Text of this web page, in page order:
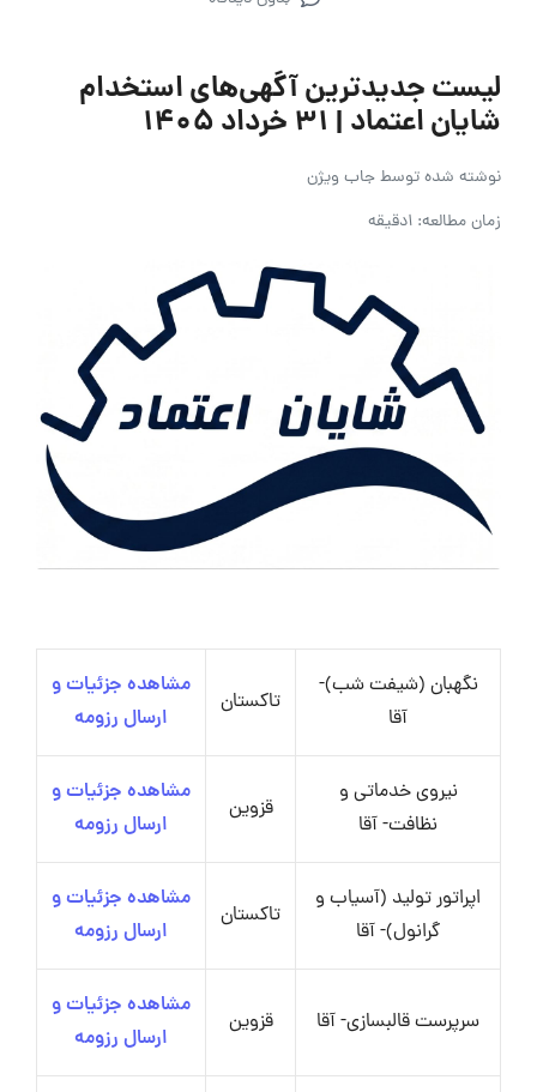
لیست جدیدترین آگهی‌های استخدام
شایان اعتماد | ۳۱ خرداد ۱۴۰۵
نوشته شده توسطجاب ویژن
زمان مطالعه: 1دقیقه
نگهبان (شیفت شب)-
آقا
تاکستان
مشاهده جزئیات و
ارسال رزومه
نیروی خدماتی و
نظافت- آقا
قزوین
مشاهده جزئیات و
ارسال رزومه
اپراتور تولید (آسیاب و
گرانول)- آقا
تاکستان
مشاهده جزئیات و
ارسال رزومه
سرپرست قالبسازی- آقا قزوین
مشاهده جزئیات و
ارسال رزومه